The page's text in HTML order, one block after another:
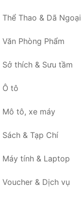
Thể Thao & Dã Ngoại
Văn Phòng Phẩm
Sở thích & Sưu tầm
Ô tô
Mô tô, xe máy
Sách & Tạp Chí
Máy tính & Laptop
Voucher & Dịch vụ